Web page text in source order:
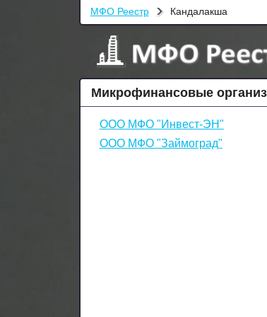
МФО Реестр Кандалакша
Микрофинансовые
ООО МФО "Инвест-ЭН"
ООО МФО "Займоград"